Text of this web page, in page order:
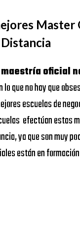
Master
oficial
lo que no hay que
escuelas de
efectúan estas
ya que son muy
están en